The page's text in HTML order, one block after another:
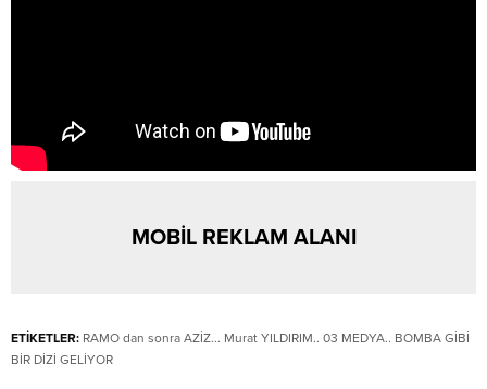
MOBİL REKLAM ALANI
ETİKETLER: RAMO dan sonra AZİZ... Murat YILDIRIM.. 03 MEDYA.. BOMBA GİBİ
BİR DİZİ GELİYOR